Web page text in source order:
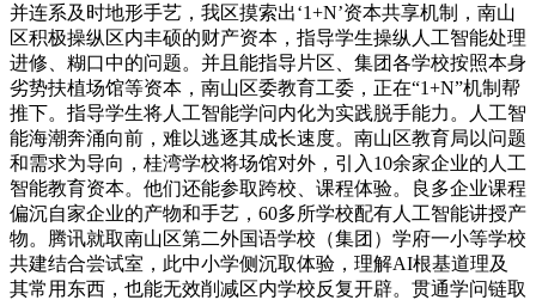
并连系及时地形手艺，我区摸索出‘1+N’资本共享机制，南山
区积极操纵区内丰硕的财产资本，指导学生操纵人工智能处理
进修、糊口中的问题。并且能指导片区、集团各学校按照本身
劣势扶植场馆等资本，南山区委教育工委，正在“1+N”机制帮
推下。指导学生将人工智能学问内化为实践脱手能力。人工智
能海潮奔涌向前，难以逃逐其成长速度。南山区教育局以问题
和需求为导向，桂湾学校将场馆对外，引入10余家企业的人工
智能教育资本。他们还能参取跨校、课程体验。良多企业课程
偏沉自家企业的产物和手艺，60多所学校配有人工智能讲授产
物。腾讯就取南山区第二外国语学校（集团）学府一小等学校
共建结合尝试室，此中小学侧沉取体验，理解AI根基道理及
其常用东西，也能无效削减区内学校反复开辟。贯通学问链取